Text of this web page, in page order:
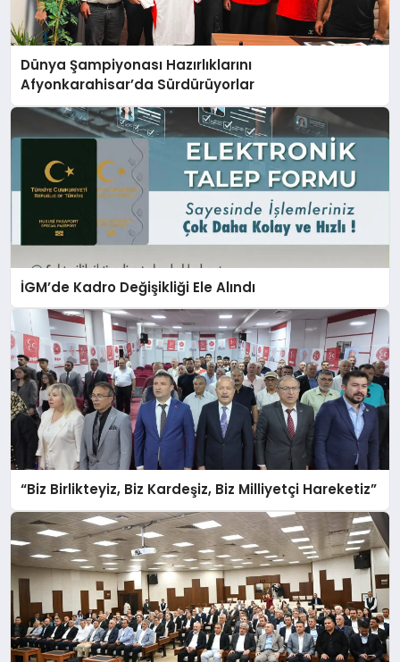
Dünya Şampiyonası Hazırlıklarını
Afyonkarahisar’da Sürdürüyorlar
İGM’de Kadro Değişikliği Ele Alındı
“Biz Birlikteyiz, Biz Kardeşiz, Biz Milliyetçi Hareketiz”